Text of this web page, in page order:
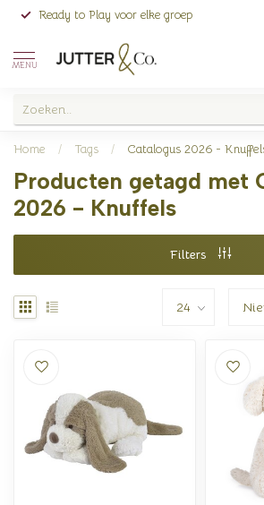
Ready to Play voor elke groep
MENU
Home / Tags / Catalogus 2026 -
Producten getagd met
2026 - Knuffels
Filters